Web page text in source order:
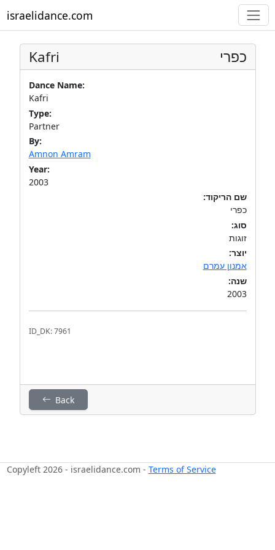
israelidance.com
Kafri כפרי
Dance Name:
Kafri
Type:
Partner
By:
Amnon Amram
Year:
2003
שם הריקוד:
כפרי
סוג:
זוגות
יוצר:
אמנון עמרם
שנה:
2003
ID_DK: 7961
Back
Copyleft 2026 - israelidance.com - Terms of Service